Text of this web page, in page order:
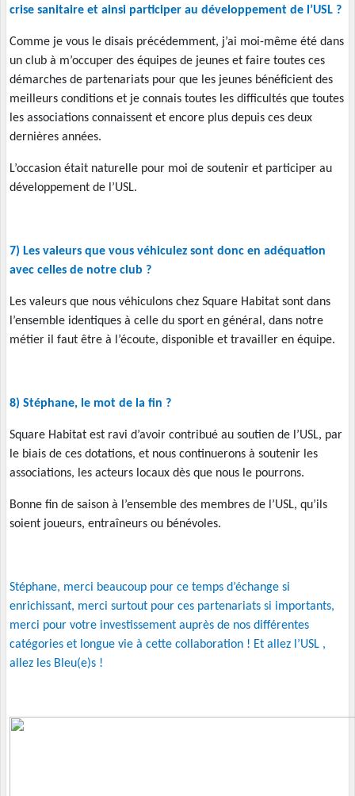
crise sanitaire et ainsi participer au développement de l’USL ?
Comme je vous le disais précédemment, j’ai moi-même été dans
un club à m’occuper des équipes de jeunes et faire toutes ces
démarches de partenariats pour que les jeunes bénéficient des
meilleurs conditions et je connais toutes les difficultés que toutes
les associations connaissent et encore plus depuis ces deux
dernières années.
L’occasion était naturelle pour moi de soutenir et participer au
développement de l’USL.
7) Les valeurs que vous véhiculez sont donc en adéquation
avec celles de notre club ?
Les valeurs que nous véhiculons chez Square Habitat sont dans
l’ensemble identiques à celle du sport en général, dans notre
métier il faut être à l’écoute, disponible et travailler en équipe.
8) Stéphane, le mot de la fin ?
Square Habitat est ravi d’avoir contribué au soutien de l’USL, par
le biais de ces dotations, et nous continuerons à soutenir les
associations, les acteurs locaux dès que nous le pourrons.
Bonne fin de saison à l’ensemble des membres de l’USL, qu’ils
soient joueurs, entraîneurs ou bénévoles.
Stéphane, merci beaucoup pour ce temps d’échange si
enrichissant, merci surtout pour ces partenariats si importants,
merci pour votre investissement auprès de nos différentes
catégories et longue vie à cette collaboration ! Et allez l’USL ,
allez les Bleu(e)s !